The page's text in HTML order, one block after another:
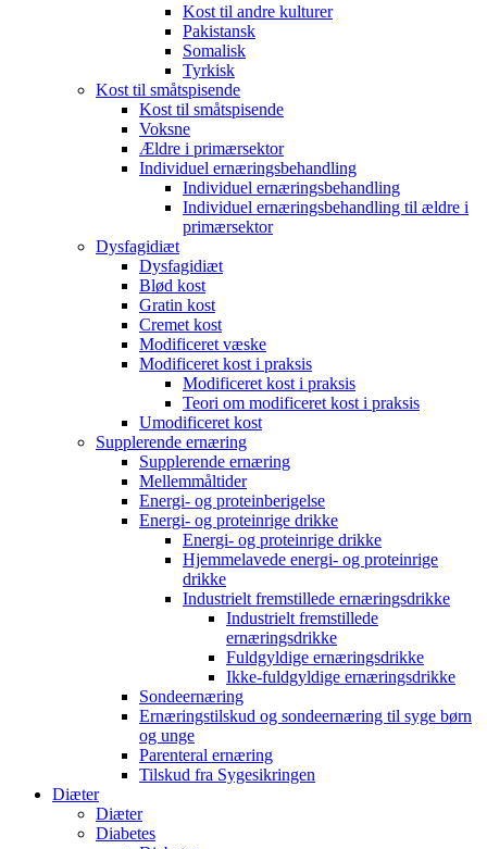
Kost til andre kulturer
Pakistansk
Somalisk
Tyrkisk
Kost til småtspisende
Kost til småtspisende
Voksne
Ældre i primærsektor
Individuel ernæringsbehandling
Individuel ernæringsbehandling
Individuel ernæringsbehandling til ældre i
primærsektor
Dysfagidiæt
Dysfagidiæt
Blød kost
Gratin kost
Cremet kost
Modificeret væske
Modificeret kost i praksis
Modificeret kost i praksis
Teori om modificeret kost i praksis
Umodificeret kost
Supplerende ernæring
Supplerende ernæring
Mellemmåltider
Energi- og proteinberigelse
Energi- og proteinrige drikke
Energi- og proteinrige drikke
Hjemmelavede energi- og proteinrige
drikke
Industrielt fremstillede ernæringsdrikke
Industrielt fremstillede
ernæringsdrikke
Fuldgyldige ernæringsdrikke
Ikke-fuldgyldige ernæringsdrikke
Sondeernæring
Ernæringstilskud og sondeernæring til syge børn
og unge
Parenteral ernæring
Tilskud fra Sygesikringen
Diæter
Diæter
Diabetes